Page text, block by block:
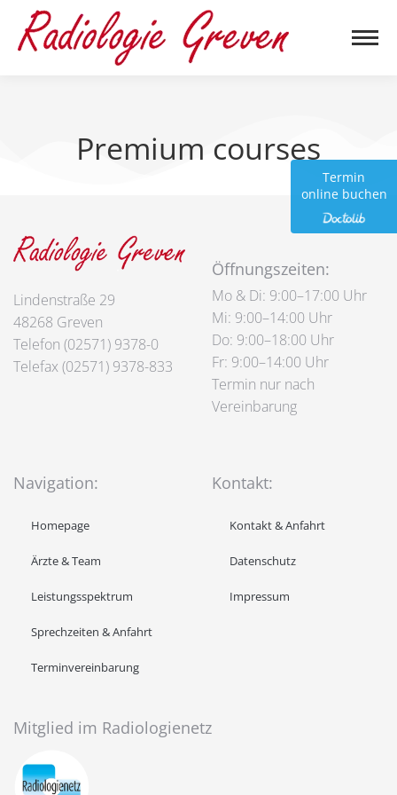
Termin
online buchen
Premium courses
Lindenstraße 29
48268 Greven
Telefon (02571) 9378-0
Telefax (02571) 9378-833
Öffnungszeiten:
Mo & Di: 9:00–17:00 Uhr
Mi: 9:00–14:00 Uhr
Do: 9:00–18:00 Uhr
Fr: 9:00–14:00 Uhr
Termin nur nach
Vereinbarung
Navigation:
Homepage
Ärzte & Team
Leistungsspektrum
Sprechzeiten & Anfahrt
Terminvereinbarung
Kontakt:
Kontakt & Anfahrt
Datenschutz
Impressum
Mitglied im Radiologienetz